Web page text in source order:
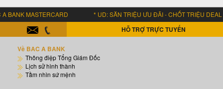
MASTERCARD * UD: SĂN TRIỆU ƯU ĐÃI - CHỐT TRIỆU DEAL
HỖ TRỢ TRỰC TUYẾN
Về BAC A BANK
Thông điệp Tổng Giám Đốc
Lịch sử hình thành
Tầm nhìn sứ mệnh